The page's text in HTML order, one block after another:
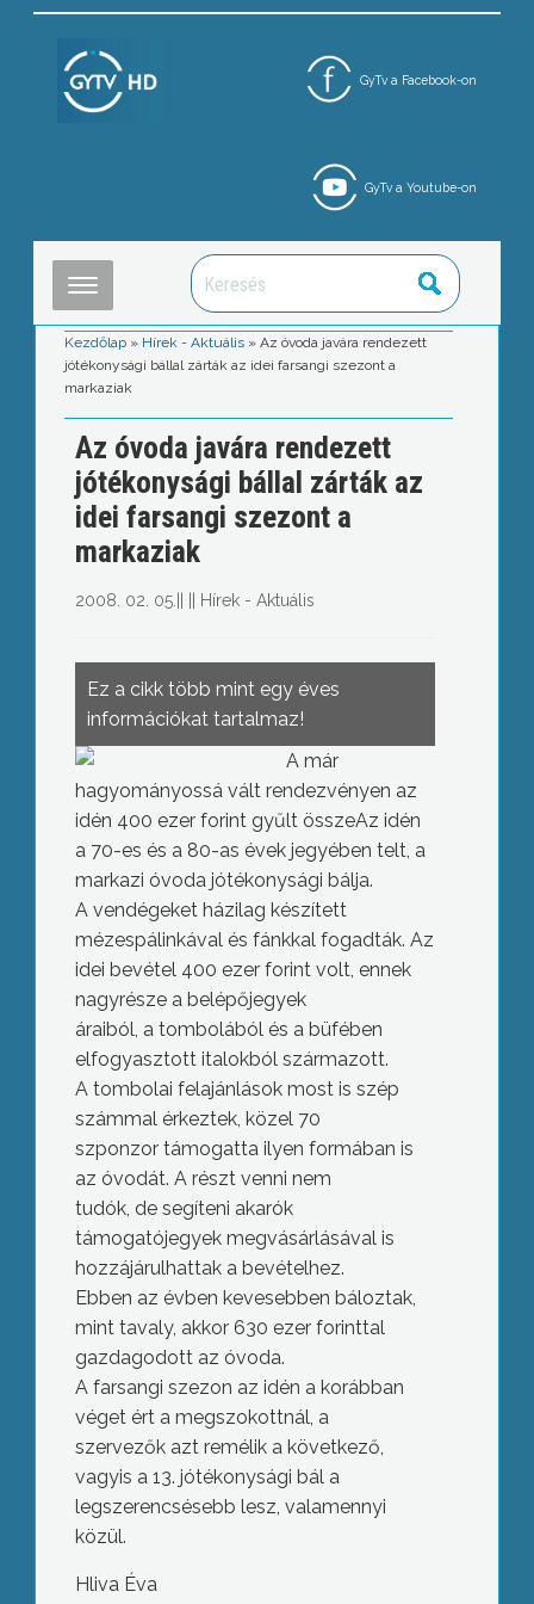
GyTv a Facebook-on
GyTv a Youtube-on
Kezdőlap » Hírek - Aktuális »Az óvoda javára rendezett
jótékonysági bállal zárták az idei farsangi szezont a
markaziak
Az óvoda javára rendezett
jótékonysági bállal zárták az
idei farsangi szezont a
markaziak
2008. 02. 05. Hírek - Aktuális
Ez a cikk több mint egy éves
információkat tartalmaz!
A már
hagyományossá vált rendezvényen az
idén 400 ezer forint gyűlt összeAz idén
a 70-es és a 80-as évek jegyében telt, a
markazi óvoda jótékonysági bálja.
A vendégeket házilag készített
mézespálinkával és fánkkal fogadták. Az
idei bevétel 400 ezer forint volt, ennek
nagyrésze a belépőjegyek
áraiból, a tombolából és a büfében
elfogyasztott italokból származott.
A tombolai felajánlások most is szép
számmal érkeztek, közel 70
szponzor támogatta ilyen formában is
az óvodát. A részt venni nem
tudók, de segíteni akarók
támogatójegyek megvásárlásával is
hozzájárulhattak a bevételhez.
Ebben az évben kevesebben báloztak,
mint tavaly, akkor 630 ezer forinttal
gazdagodott az óvoda.
A farsangi szezon az idén a korábban
véget ért a megszokottnál, a
szervezők azt remélik a következő,
vagyis a 13. jótékonysági bál a
legszerencsésebb lesz, valamennyi
közül.
Hliva Éva